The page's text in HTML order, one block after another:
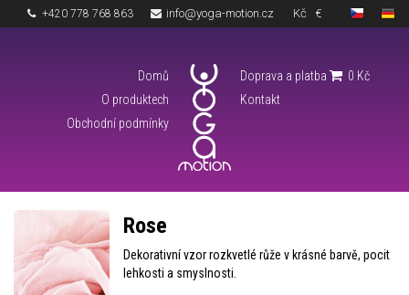
+420 778 768 863 info@yoga-motion.cz Kč €
Domů
O produktech
Obchodní podmínky
Doprava a platba
Kontakt
0 Kč
Rose
Dekorativní vzor rozkvetlé růže v krásné barvě, pocit
lehkosti a smyslnosti.